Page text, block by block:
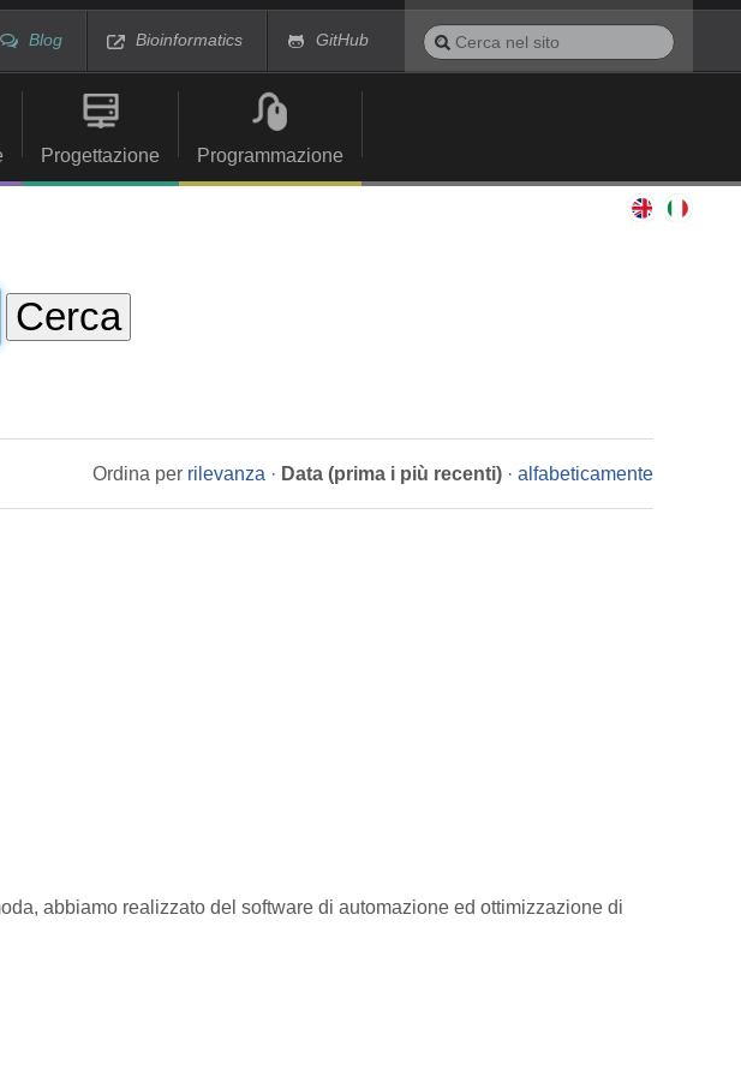
Blog Bioinformatics GitHub
Cerca
nel
Ricerca
Progettazione Programmazione
Ordina per rilevanza · Data (prima i più recenti) · alfabeticamente
abbiamo realizzato del software di automazione ed ottimizzazione di